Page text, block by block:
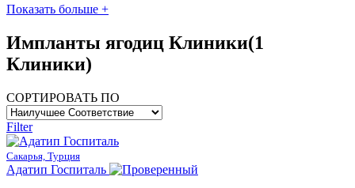
Показать больше +
Импланты ягодиц Клиники(1
Клиники)
СОРТИРОВАТЬ ПО
Filter
Сакарья, Турция
Адатип Госпиталь